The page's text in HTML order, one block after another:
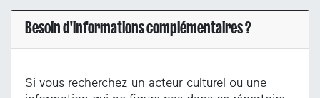
Besoin d'informations complémentaires ?
Si vous recherchez un acteur culturel ou une